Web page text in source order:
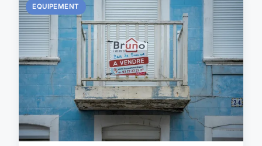
EQUIPEMENT